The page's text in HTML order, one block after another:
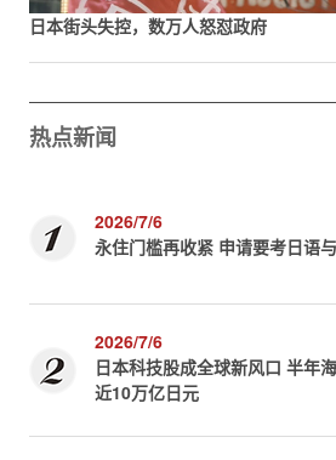
日本街头失控，数万人怒怼政府
热点新闻
2026/7/6
永住门槛再收紧 申请要考日语
2026/7/6
日本科技股成全球新风口 半年
近10万亿日元